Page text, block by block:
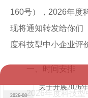
160号），2026年度
现将通知转发给你们
度科技型中小企业评
一、时间安排
2026年度科技型中
2026-08
关于开展2026